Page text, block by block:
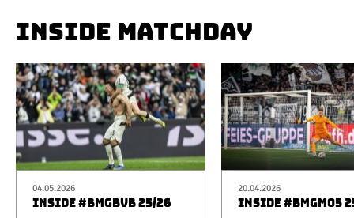
INSIDE MATCHDAY
04.05.2026
INSIDE #BMGBVB 25/26
20.04.2026
INSIDE #BMGM05